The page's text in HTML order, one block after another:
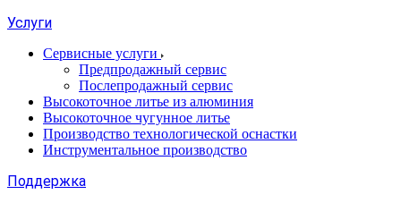
Услуги
Сервисные услуги
Предпродажный сервис
Послепродажный сервис
Высокоточное литье из алюминия
Высокоточное чугунное литье
Производство технологической оснастки
Инструментальное производство
Поддержка